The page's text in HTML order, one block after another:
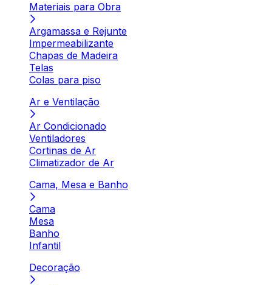
Materiais para Obra
Argamassa e Rejunte
Impermeabilizante
Chapas de Madeira
Telas
Colas para piso
Ar e Ventilação
Ar Condicionado
Ventiladores
Cortinas de Ar
Climatizador de Ar
Cama, Mesa e Banho
Cama
Mesa
Banho
Infantil
Decoração